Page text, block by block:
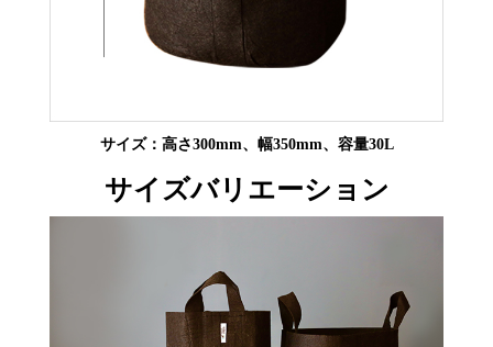
サイズ：高さ300mm、幅350mm、容量30L
サイズバリエーション